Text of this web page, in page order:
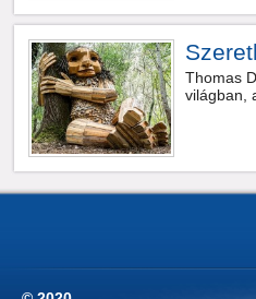
Thomas
világban,